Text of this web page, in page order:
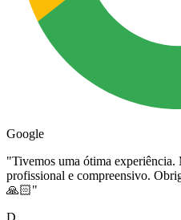
Google
"Tivemos uma ótima
profissional e compreensivo.
🙏🏻"